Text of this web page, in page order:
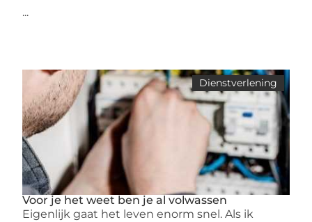
...
Dienstverlening
Voor je het weet ben je al volwassen
Eigenlijk gaat het leven enorm snel. Als ik